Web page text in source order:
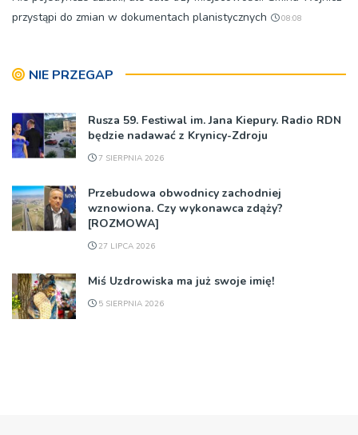
przystąpi do zmian w dokumentach planistycznych
08:08
NIE PRZEGAP
Rusza 59. Festiwal im. Jana Kiepury. Radio RDN
będzie nadawać z Krynicy-Zdroju
7 SIERPNIA 2026
Przebudowa obwodnicy zachodniej
wznowiona. Czy wykonawca zdąży?
[ROZMOWA]
27 LIPCA 2026
Miś Uzdrowiska ma już swoje imię!
5 SIERPNIA 2026